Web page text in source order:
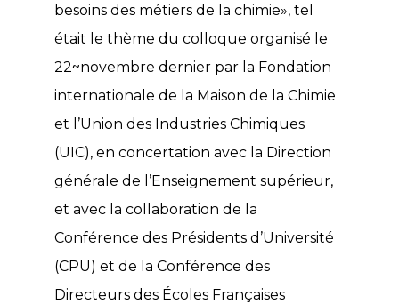
besoins des métiers de la chimie», tel
était le thème du colloque organisé le
22~novembre dernier par la Fondation
internationale de la Maison de la Chimie
et l’Union des Industries Chimiques
(UIC), en concertation avec la Direction
générale de l’Enseignement supérieur,
et avec la collaboration de la
Conférence des Présidents d’Université
(CPU) et de la Conférence des
Directeurs des Écoles Françaises